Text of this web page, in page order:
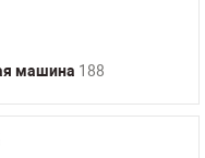
машина 188